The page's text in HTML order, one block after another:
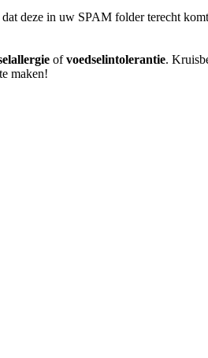
deze in uw SPAM folder terecht
ofvoedselintolerantie.
maken!